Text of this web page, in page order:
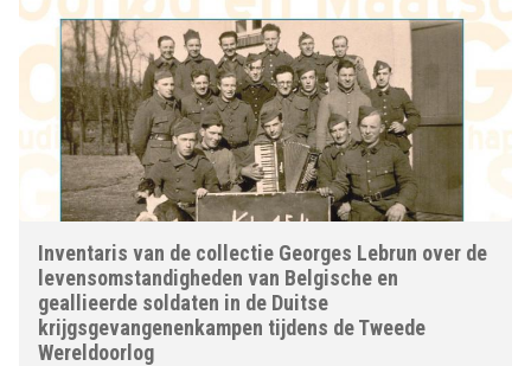
Inventaris van de collectie Georges Lebrun over de
levensomstandigheden van Belgische en
geallieerde soldaten in de Duitse
krijgsgevangenenkampen tijdens de Tweede
Wereldoorlog